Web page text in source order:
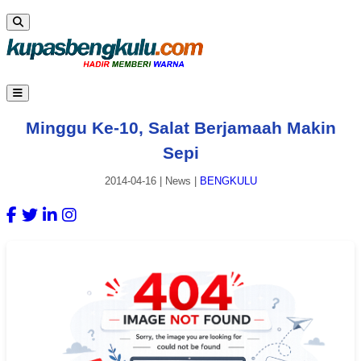
Minggu Ke-10, Salat Berjamaah Makin
Sepi
2014-04-16| News BENGKULU